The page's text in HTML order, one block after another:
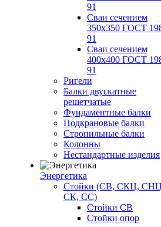
91
Сваи сечением
350х350 ГОСТ
91
Сваи сечением
400х400 ГОСТ
91
Ригели
Балки двускатные
решетчатые
Фундаментные балки
Подкрановые балки
Стропильные балки
Колонны
Нестандартные изделия
Энергетика
Стойки (СВ, СКЦ,
СК, СС)
Стойки СВ
Стойки опор